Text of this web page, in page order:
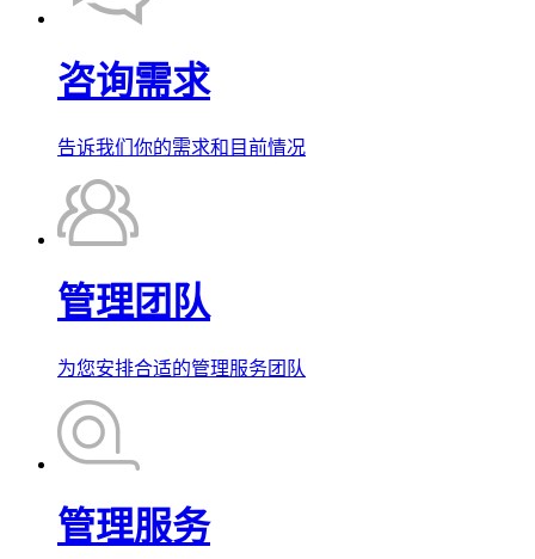
咨询需求
告诉我们你的需求和目前情况
管理团队
为您安排合适的管理服务团队
管理服务